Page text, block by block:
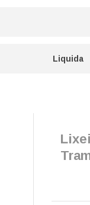
Liquida